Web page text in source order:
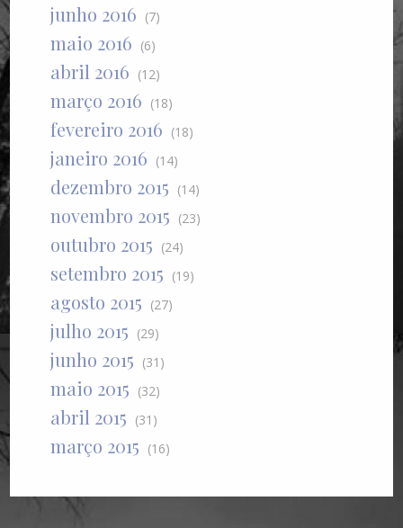
junho 2016 (7)
maio 2016 (6)
abril 2016 (12)
março 2016 (18)
fevereiro 2016 (18)
janeiro 2016 (14)
dezembro 2015 (14)
novembro 2015 (23)
outubro 2015 (24)
setembro 2015 (19)
agosto 2015 (27)
julho 2015 (29)
junho 2015 (31)
maio 2015 (32)
abril 2015 (31)
março 2015 (16)